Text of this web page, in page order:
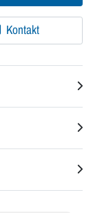
Kontakt